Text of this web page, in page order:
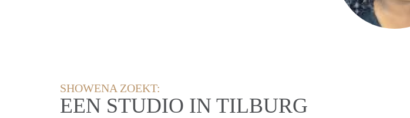
SHOWENA ZOEKT:
EEN STUDIO IN TILBURG